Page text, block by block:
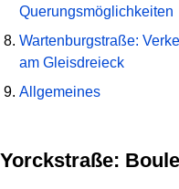
Querungsmöglichkeiten
Wartenburgstraße:
am Gleisdreieck
Allgemeines
Yorckstraße: